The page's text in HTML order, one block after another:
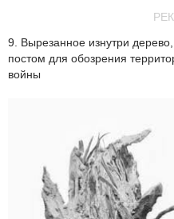
9. Вырезанное изнутри
постом для обозрения
войны